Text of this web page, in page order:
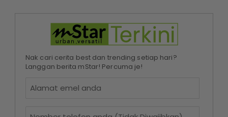
Nak cari cerita best dan trending setiap hari?
Langgan berita mStar! Percuma je!